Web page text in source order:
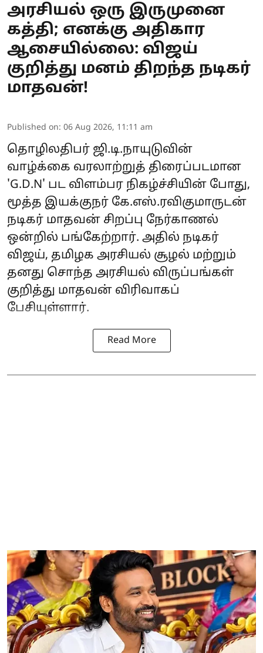
அரசியல் ஒரு இருமுனை
கத்தி; எனக்கு அதிகார
ஆசையில்லை: விஜய்
குறித்து மனம் திறந்த நடிகர்
மாதவன்!
Published on: 06 Aug 2026, 11:11 am
தொழிலதிபர் ஜி.டி.நாயுடுவின்
வாழ்க்கை வரலாற்றுத் திரைப்படமான
'G.D.N' பட விளம்பர நிகழ்ச்சியின் போது,
மூத்த இயக்குநர் கே.எஸ்.ரவிகுமாருடன்
நடிகர் மாதவன் சிறப்பு நேர்காணல்
ஒன்றில் பங்கேற்றார். அதில் நடிகர்
விஜய், தமிழக அரசியல் சூழல் மற்றும்
தனது சொந்த அரசியல் விருப்பங்கள்
குறித்து மாதவன் விரிவாகப்
பேசியுள்ளார்.
Read More